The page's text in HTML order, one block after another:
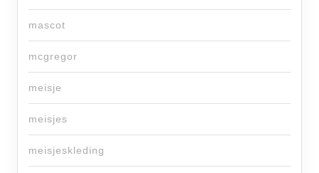
mascot
mcgregor
meisje
meisjes
meisjeskleding